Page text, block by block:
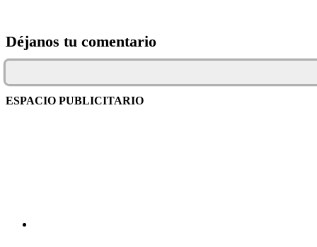
Déjanos tu comentario
ESPACIO PUBLICITARIO